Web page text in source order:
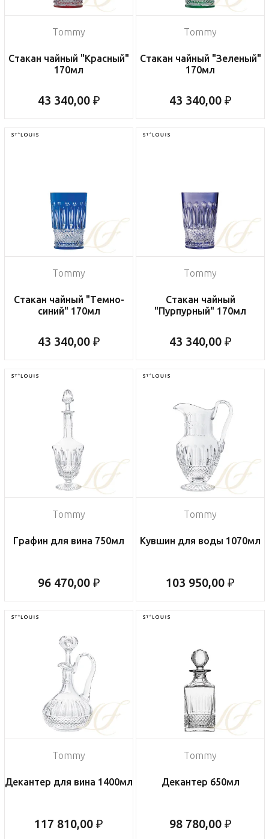
Tommy
Стакан чайный "Красный"
170мл
43 340,00 ₽
Tommy
Стакан чайный "Зеленый"
170мл
43 340,00 ₽
Tommy
Стакан чайный "Темно-
синий" 170мл
43 340,00 ₽
Tommy
Стакан чайный
"Пурпурный" 170мл
43 340,00 ₽
Tommy
Графин для вина 750мл
96 470,00 ₽
Tommy
Кувшин для воды 1070мл
103 950,00 ₽
Tommy
Декантер для вина 1400мл
117 810,00 ₽
Tommy
Декантер 650мл
98 780,00 ₽